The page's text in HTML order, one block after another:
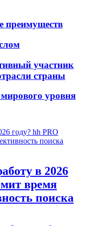
преимуществ
участник
страны
уровня
в 2026
время
поиска